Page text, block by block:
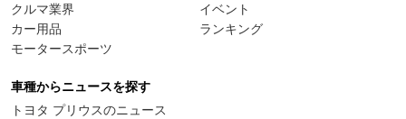
クルマ業界
カー用品
モータースポーツ
イベント
ランキング
車種からニュースを探す
トヨタ プリウスのニュース